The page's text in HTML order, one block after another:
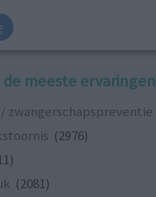
meeste ervaringen
zwangerschapspreventie
(2976)
(2081)